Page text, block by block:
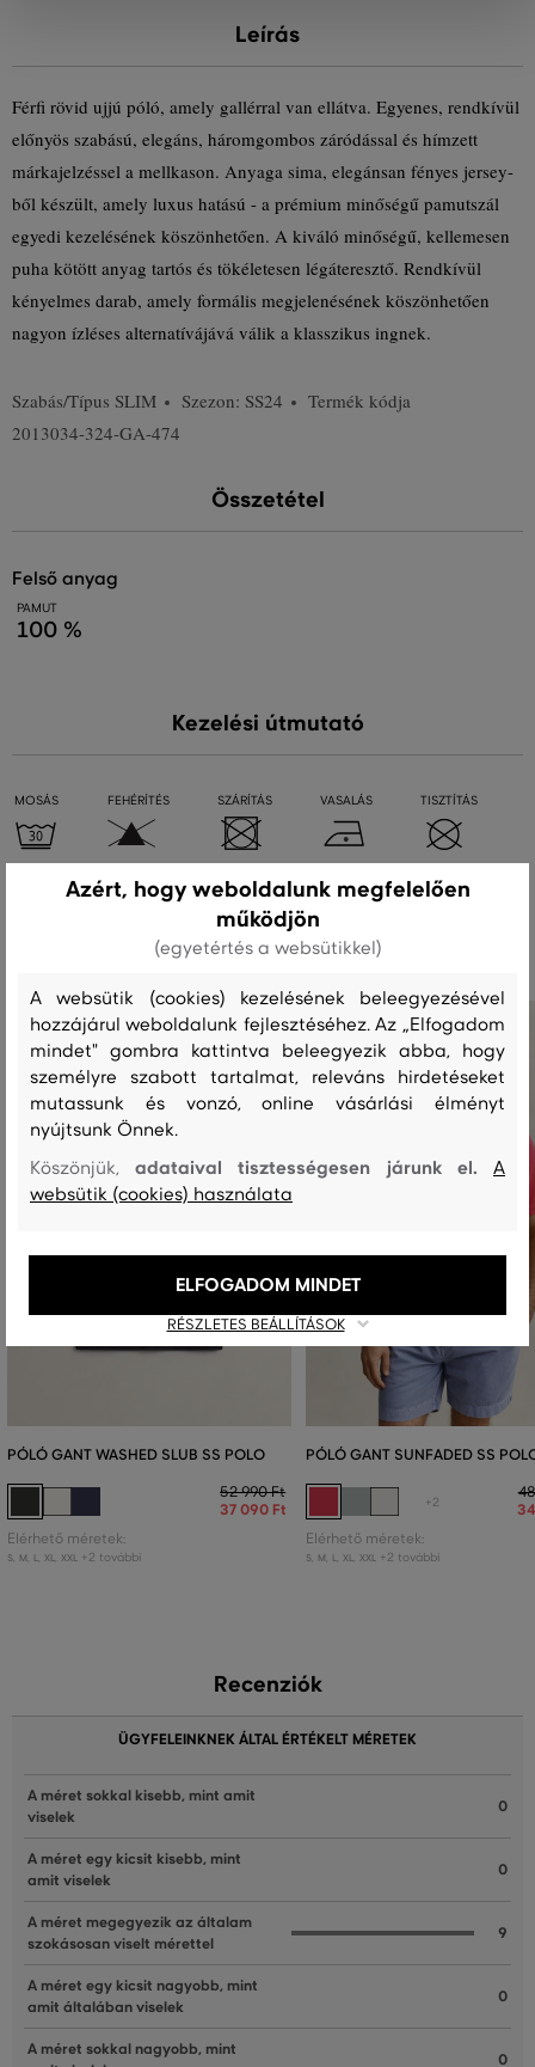
Leírás
Férfi rövid ujjú póló, amely gallérral van ellátva. Egyenes, rendkívül
előnyös szabású, elegáns, háromgombos záródással és hímzett
márkajelzéssel a mellkason. Anyaga sima, elegánsan fényes jersey-
ből készült, amely luxus hatású - a prémium minőségű pamutszál
egyedi kezelésének köszönhetően. A kiváló minőségű, kellemesen
puha kötött anyag tartós és tökéletesen légáteresztő. Rendkívül
kényelmes darab, amely formális megjelenésének köszönhetően
nagyon ízléses alternatívájává válik a klasszikus ingnek.
Szabás/Típus SLIM Szezon: SS24
Termék kódja
2013034-324-GA-474
Összetétel
felső anyag
PAMUT
100 %
Kezelési útmutató
MOSÁS FEHÉRÍTÉS SZÁRÍTÁS VASALÁS TISZTÍTÁS
Ajánlott termékek
PÓLÓ GANT WASHED SLUB SS POLO
52 990 Ft
37 090 Ft
Elérhető méretek:
S M L XL XXL +2 további
PÓLÓ GANT SUNFADED SS
+2
Elérhető méretek:
S M L XL XXL +2 további
Recenziók
ÜGYFELEINKNEK ÁLTAL ÉRTÉKELT MÉRETEK
A méret sokkal kisebb, mint amit
viselek
0
A méret egy kicsit kisebb, mint
amit viselek
0
A méret megegyezik az általam
szokásosan viselt mérettel
9
A méret egy kicsit nagyobb, mint
amit általában viselek
0
A méret sokkal nagyobb, mint
0
Azért, hogy weboldalunk megfelelően
működjön
(egyetértés a websütikkel)
A websütik (cookies) kezelésének beleegyezésével
hozzájárul weboldalunk fejlesztéséhez. Az „Elfogadom
mindet" gombra kattintva beleegyezik abba, hogy
személyre szabott tartalmat, releváns hirdetéseket
mutassunk és vonzó, online vásárlási élményt
nyújtsunk Önnek.
Köszönjük,adataival tisztességesen járunk el.A
websütik (cookies) használata
RÉSZLETES BEÁLLÍTÁSOK
ELFOGADOM MINDET